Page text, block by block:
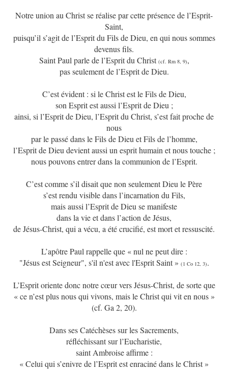
Notre union au Christ se réalise par cette présence de l’Esprit-
Saint,
puisqu’il s’agit de l’Esprit du Fils de Dieu, en qui nous sommes
devenus fils.
Saint Paul parle de l’Esprit du Christ (cf. Rm 8, 9),
pas seulement de l’Esprit de Dieu.
C’est évident : si le Christ est le Fils de Dieu,
son Esprit est aussi l’Esprit de Dieu ;
ainsi, si l’Esprit de Dieu, l’Esprit du Christ, s’est fait proche de
nous
par le passé dans le Fils de Dieu et Fils de l’homme,
l’Esprit de Dieu devient aussi un esprit humain et nous touche ;
nous pouvons entrer dans la communion de l’Esprit.
C’est comme s’il disait que non seulement Dieu le Père
s’est rendu visible dans l’incarnation du Fils,
mais aussi l’Esprit de Dieu se manifeste
dans la vie et dans l’action de Jésus,
de Jésus-Christ, qui a vécu, a été crucifié, est mort et ressuscité.
L’apôtre Paul rappelle que « nul ne peut dire :
"Jésus est Seigneur", s'il n'est avec l'Esprit Saint » (1 Co 12, 3).
L’Esprit oriente donc notre cœur vers Jésus-Christ, de sorte que
« ce n’est plus nous qui vivons, mais le Christ qui vit en nous »
(cf. Ga 2, 20).
Dans ses Catéchèses sur les Sacrements,
réfléchissant sur l’Eucharistie,
saint Ambroise affirme :
« Celui qui s’enivre de l’Esprit est enraciné dans le Christ »